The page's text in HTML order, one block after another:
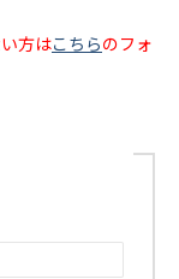
方はこちらのフォ